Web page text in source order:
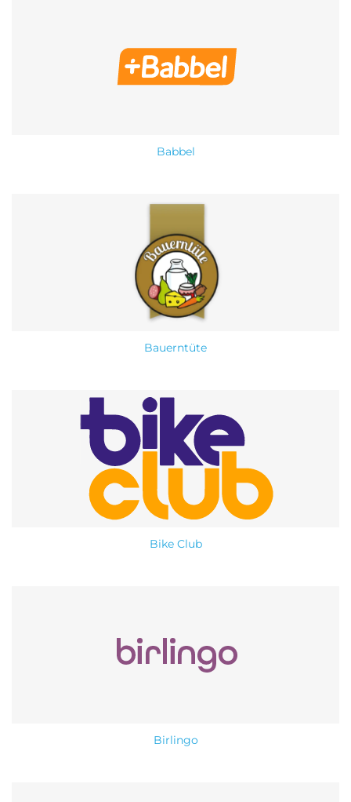
Babbel
Bauerntüte
Bike Club
Birlingo